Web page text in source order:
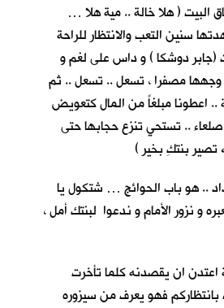
( هلا خالة .. مية هلا …
سنين التعب والانتظار للراحة
(جابر دوشكا ) و داس على لغم و
وجهها مصفرا ، تسعل .. تسعل .. ثم
.. اعطونا مبلغاً من المال كتعويض
.. تستحي تنزع حجابها حتى
بنتكِ بخير )
.. هو باب الحوائج … شتكول يا
و نزور الأمام و ندعوا لبنتك أمل ،
اعتدن ان يقصدنه كلما تأخرت
بانتظاركم فهو يعرف من سيزوره